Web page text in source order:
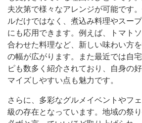
夫次第で様々なアレンジが可能です
ルだけではなく、煮込み料理やスー
にも応用できます。例えば、トマト
合わせた料理など、新しい味わい方
の幅が広がります。また最近では自
ピも数多く紹介されており、自身の
マイズしやすい点も魅力です。
さらに、多彩なグルメイベントやフ
級の存在となっています。地域の祭